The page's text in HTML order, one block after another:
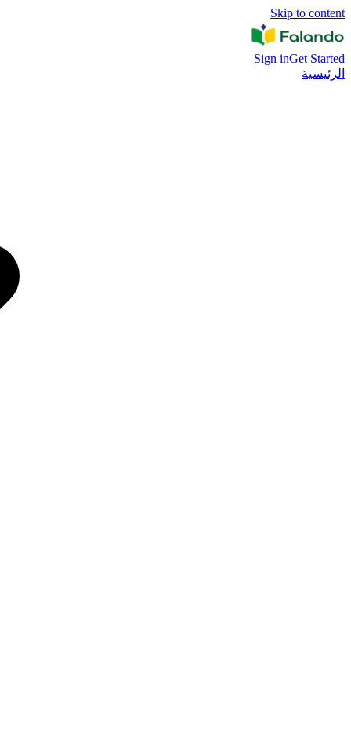
Skip to content
Sign inGet Started
الرئيسية